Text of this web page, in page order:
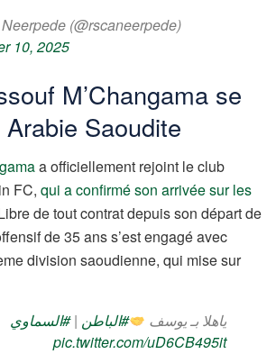
(@rscaneerpede)
10, 2025
M’Changama se
Saoudite
a officiellement rejoint le club
FC, qui a confirmé son arrivée sur les
de tout contrat depuis son départ de
de 35 ans s’est engagé avec
division saoudienne, qui mise sur
ياهلا بـ يوسف
#الباطن |#السماوي
pic.twitter.com/uD6CB495it